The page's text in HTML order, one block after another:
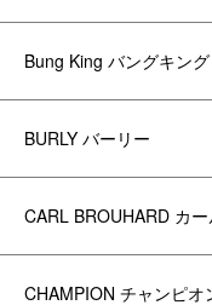
Bung King バングキング
BURLY バーリー
CARL BROUHARD カ
CHAMPION チャンピオ